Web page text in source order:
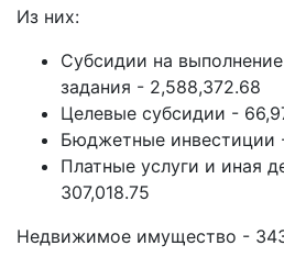
Из них:
Субсидии на
задания - 2,588,372.68
Целевые субсидии -
Бюджетные инвестиции
Платные услуги и иная
307,018.75
Недвижимое имущество -